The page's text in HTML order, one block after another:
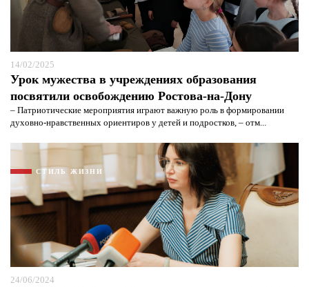
14/02/2025
Урок мужества в учреждениях образования
посвятили освобождению Ростова-на-Дону
– Патриотические мероприятия играют важную роль в формировании
духовно-нравственных ориентиров у детей и подростков, – отм...
СТИЛЬ ЖИЗНИ
24/06/2024